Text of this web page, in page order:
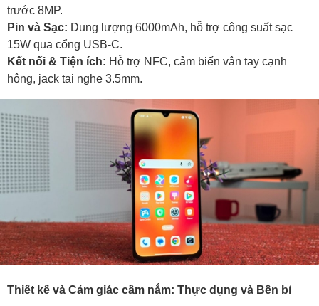
trước 8MP.
Pin và Sạc: Dung lượng 6000mAh, hỗ trợ công suất sạc
15W qua cổng USB-C.
Kết nối & Tiện ích: Hỗ trợ NFC, cảm biến vân tay cạnh
hông, jack tai nghe 3.5mm.
Thiết kế và Cảm giác cầm nắm: Thực dụng và Bền bỉ